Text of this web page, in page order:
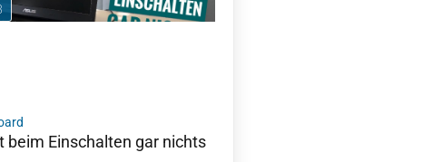
beim Einschalten gar nichts